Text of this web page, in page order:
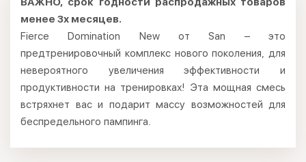
менее 3х месяцев.
Fierce Domination New от San – это
предтренировочный комплекс нового поколения, для
невероятного увеличения эффективности и
продуктивности на тренировках! Эта мощная смесь
встряхнет вас и подарит массу возможностей для
беспредельного пампинга.